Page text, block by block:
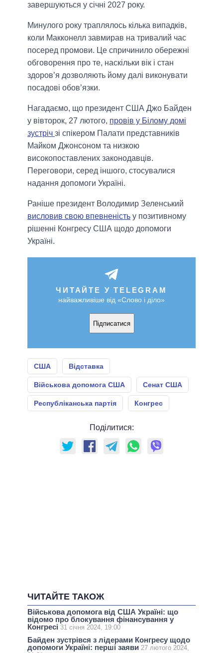
завершуються у січні 2027 року.
Минулого року траплялось кілька випадків,
коли Макконелл завмирав на тривалий час
посеред промови. Це спричинило обережні
обговорення про те, наскільки вік і стан
здоров’я дозволяють йому далі виконувати
посадові обов’язки.
Нагадаємо, що президент США Джо Байден
у вівторок, 27 лютого, провів у Білому домі
зустріч зі спікером Палати представників
Майком Джонсоном та низкою
високопоставлених законодавців.
Переговори, серед іншого, стосувалися
надання допомоги Україні.
Раніше президент Володимир Зеленський
висловив свою впевненість у позитивному
рішенні Конгресу США щодо допомоги
Україні.
ЧИТАЙТЕ У TELEGRAM
найважливіше від «Слово і діло»
Підписатися
США Відставка
Військова допомога США Сенат США
Республіканська партія Конгрес
Поділитися:
ЧИТАЙТЕ ТАКОЖ
Військова допомога від США Україні: що
відомо про блокування фінансування у
Конгресі 31 січня 2024, 19:00
Байден зустрівся з лідерами Конгресу щодо
допомоги Україні: перші заяви 27 лютого 2024,